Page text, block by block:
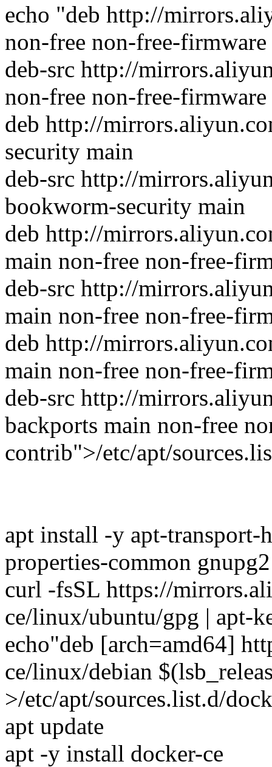
echo "deb http://
non-free non-free-
deb-src http://
non-free non-free-
deb http://
security main
deb-src http://
bookworm-security main
deb http://
main non-free non-free-
deb-src http://
main non-free non-free-
deb http://
main non-free non-free-
deb-src http://
backports main non-free
contrib">/etc/apt/
apt install -y apt-transport-
properties-common
curl -fsSL https://
ce/linux/ubuntu/gpg | apt-
echo"deb [arch=amd64]
ce/linux/debian
>/etc/apt/sources.list.d/
apt update
apt -y install docker-ce